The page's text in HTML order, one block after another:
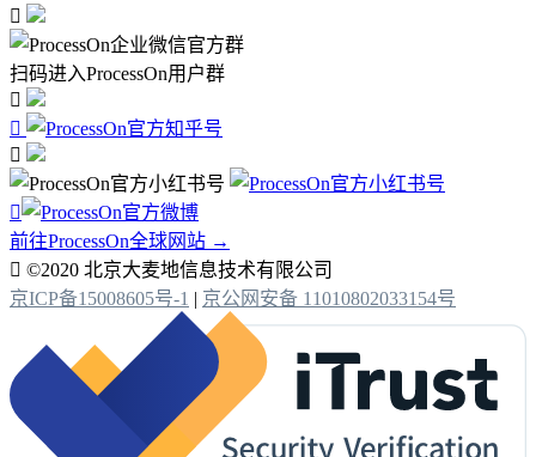

扫码进入ProcessOn用户群




前往ProcessOn全球网站 →
 ©2020 北京大麦地信息技术有限公司
京ICP备15008605号-1 | 京公网安备 11010802033154号